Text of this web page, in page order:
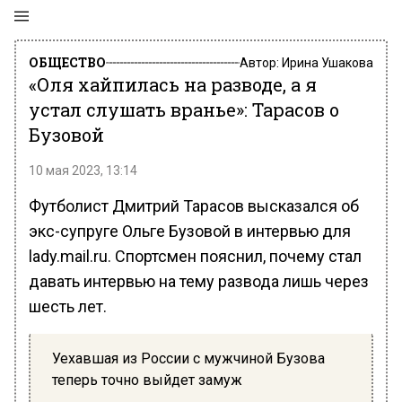
ОБЩЕСТВО Автор: Ирина Ушакова
«Оля хайпилась на разводе, а я
устал слушать вранье»: Тарасов о
Бузовой
10 мая 2023, 13:14
Футболист Дмитрий Тарасов высказался об
экс-супруге Ольге Бузовой в интервью для
lady.mail.ru. Спортсмен пояснил, почему стал
давать интервью на тему развода лишь через
шесть лет.
Уехавшая из России с мужчиной Бузова
теперь точно выйдет замуж